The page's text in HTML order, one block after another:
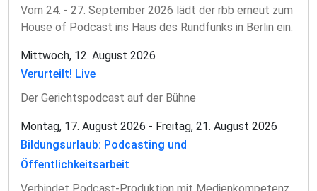
Vom 24. - 27. September 2026 lädt der rbb erneut zum
House of Podcast ins Haus des Rundfunks in Berlin ein.
Mittwoch, 12. August 2026
Verurteilt! Live
Der Gerichtspodcast auf der Bühne
Montag, 17. August 2026 - Freitag, 21. August 2026
Bildungsurlaub: Podcasting und
Öffentlichkeitsarbeit
Verbindet Podcast-Produktion mit Medienkompetenz